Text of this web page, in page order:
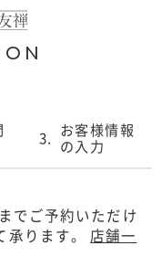
3. お客様情報
の入力
でご予約いただけ
ります。 店舗一